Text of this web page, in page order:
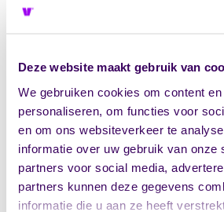
Deze website maakt gebruik van
We gebruiken cookies om content
personaliseren, om functies voor
en om ons websiteverkeer te
informatie over uw gebruik van onze
partners voor social media,
partners kunnen deze gegevens
informatie die u aan ze heeft
waarbij medewerkers alleen
Voor kleinere zorgorganisaties
cloudoplossingen met
kosteneffectief zijn. Grotere
vaak maatwerk nodig met eigen
beveiligingsspecialisten. Ongeacht
organisatiegrootte is regelmatige
aanpassing van maatregelen